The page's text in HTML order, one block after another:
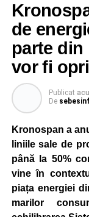
de
parte
vor fi
Publicat
De
Kronospan a
liniile sale de
până la 50%
vine în
piața energiei
marilor